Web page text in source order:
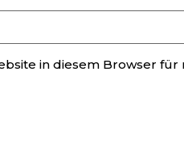
in diesem Browser